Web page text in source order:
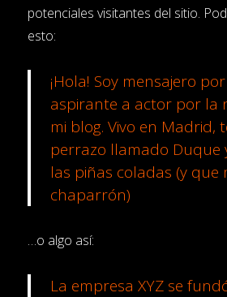
potenciales visitantes del sitio.
esto:
¡Hola! Soy mensajero
aspirante a actor por la
mi blog. Vivo en Madrid,
perrazo llamado Duque
las piñas coladas (y que
chaparrón)
…o algo así:
La empresa XYZ se